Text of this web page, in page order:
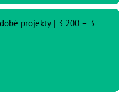
projekty | 3 200 – 3